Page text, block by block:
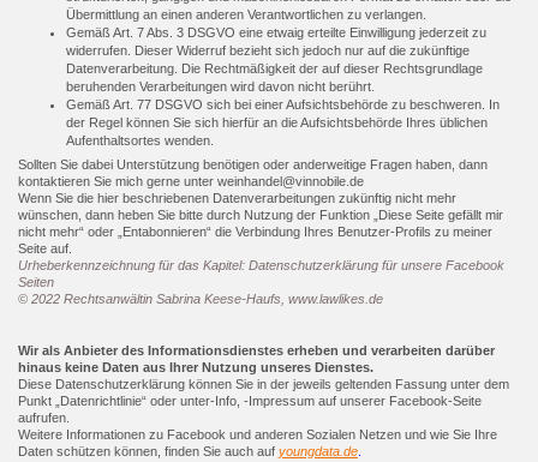
Übermittlung an einen anderen Verantwortlichen zu verlangen.
Gemäß Art. 7 Abs. 3 DSGVO eine etwaig erteilte Einwilligung jederzeit zu
widerrufen. Dieser Widerruf bezieht sich jedoch nur auf die zukünftige
Datenverarbeitung. Die Rechtmäßigkeit der auf dieser Rechtsgrundlage
beruhenden Verarbeitungen wird davon nicht berührt.
Gemäß Art. 77 DSGVO sich bei einer Aufsichtsbehörde zu beschweren. In
der Regel können Sie sich hierfür an die Aufsichtsbehörde Ihres üblichen
Aufenthaltsortes wenden.
Sollten Sie dabei Unterstützung benötigen oder anderweitige Fragen haben, dann
kontaktieren Sie mich gerne unter weinhandel@vinnobile.de
Wenn Sie die hier beschriebenen Datenverarbeitungen zukünftig nicht mehr
wünschen, dann heben Sie bitte durch Nutzung der Funktion „Diese Seite gefällt mir
nicht mehr“ oder „Entabonnieren“ die Verbindung Ihres Benutzer-Profils zu meiner
Seite auf.
Urheberkennzeichnung für das Kapitel: Datenschutzerklärung für unsere Facebook
Seiten
© 2022 Rechtsanwältin Sabrina Keese-Haufs, www.lawlikes.de
Wir als Anbieter des Informationsdienstes erheben und verarbeiten darüber
hinaus keine Daten aus Ihrer Nutzung unseres Dienstes.
Diese Datenschutzerklärung können Sie in der jeweils geltenden Fassung unter dem
Punkt „Datenrichtlinie“ oder unter-Info, -Impressum auf unserer Facebook-Seite
aufrufen.
Weitere Informationen zu Facebook und anderen Sozialen Netzen und wie Sie Ihre
Daten schützen können, finden Sie auch auf youngdata.de.